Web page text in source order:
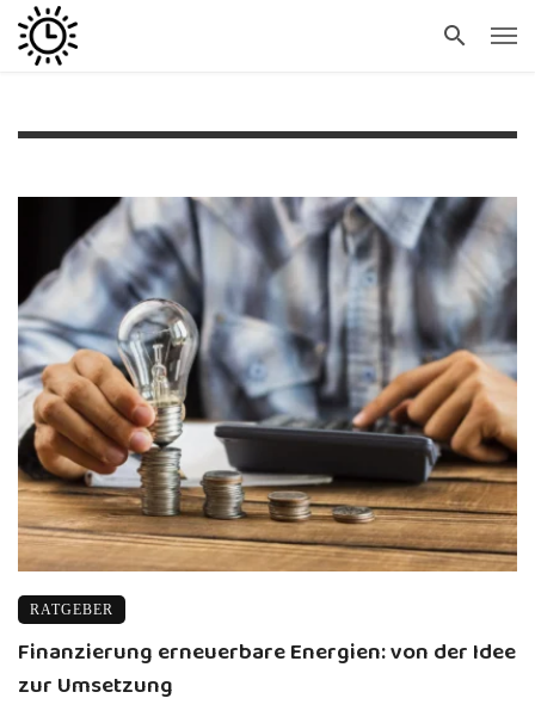
RATGEBER
Finanzierung erneuerbare Energien: von der Idee
zur Umsetzung